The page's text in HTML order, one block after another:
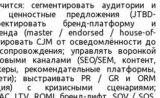
сегментировать аудитории и
ценностные предложения (JTBD-
бренд-платформу и
(master / endorsed / house-of-
CJM от осведомлённости до
управлять воронкой
каналами (SEO/SEM, контент,
рекомендательные платформы,
выстраивать PR / GR и ORM
с кризисными сценариями;